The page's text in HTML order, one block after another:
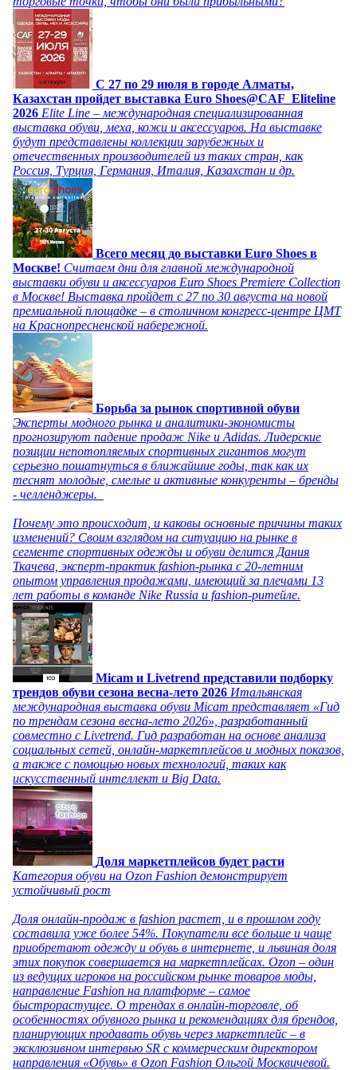
C 27 по 29 июля в городе Алматы,
Казахстан пройдет выставка Euro Shoes@CAF_Eliteline
2026 Elite Line – международная специализированная
выставка обуви, меха, кожи и аксессуаров. На выставке
будут представлены коллекции зарубежных и
отечественных производителей из таких стран, как
Россия, Турция, Германия, Италия, Казахстан и др.
Всего месяц до выставки Euro Shoes в
Москве! Считаем дни для главной международной
выставки обуви и аксессуаров Euro Shoes Premiere Collection
в Москве! Выставка пройдет с 27 по 30 августа на новой
премиальной площадке – в столичном конгресс-центре ЦМТ
на Краснопресненской набережной.
Борьба за рынок спортивной обуви
Эксперты модного рынка и аналитики-экономисты
прогнозируют падение продаж Nike и Adidas. Лидерские
позиции непотопляемых спортивных гигантов могут
серьезно пошатнуться в ближайшие годы, так как их
теснят молодые, смелые и активные конкуренты – бренды
- челленджеры.
Почему это происходит, и каковы основные причины таких
изменений? Своим взглядом на ситуацию на рынке в
сегменте спортивных одежды и обуви делится Дания
Ткачева, эксперт-практик fashion-рынка с 20-летним
опытом управления продажами, имеющий за плечами 13
лет работы в команде Nike Russia и fashion-ритейле.
Micam и Livetrend представили подборку
трендов обуви сезона весна-лето 2026 Итальянская
международная выставка обуви Micam представляет «Гид
по трендам сезона весна-лето 2026», разработанный
совместно с Livetrend. Гид разработан на основе анализа
социальных сетей, онлайн-маркетплейсов и модных показов,
а также с помощью новых технологий, таких как
искусственный интеллект и Big Data.
Доля маркетплейсов будет расти
Категория обуви на Ozon Fashion демонстрирует
устойчивый рост
Доля онлайн-продаж в fashion растет, и в прошлом году
составила уже более 54%. Покупатели все больше и чаще
приобретают одежду и обувь в интернете, и львиная доля
этих покупок совершается на маркетплейсах. Ozon – один
из ведущих игроков на российском рынке товаров моды,
направление Fashion на платформе – самое
быстрорастущее. О трендах в онлайн-торговле, об
особенностях обувного рынка и рекомендациях для брендов,
планирующих продавать обувь через маркетплейс – в
эксклюзивном интервью SR с коммерческим директором
направления «Обувь» в Ozon Fashion Ольгой Москвичевой.